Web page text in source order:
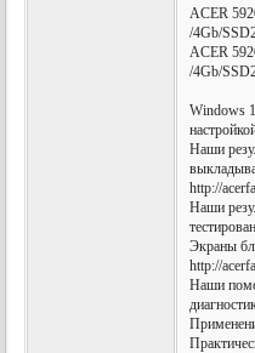
ACER
/4Gb/
ACER
/4Gb/
Windows
Наши
http://
Наши
Экраны
http://
Наши